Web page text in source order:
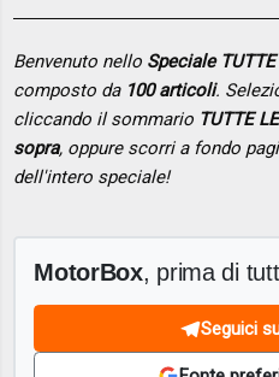
Benvenuto nello Speciale TUTTE
composto da 100 articoli.
cliccando il sommario TUTTE
sopra, oppure scorri a fondo
dell'intero speciale!
MotorBox, prima di
Seguici